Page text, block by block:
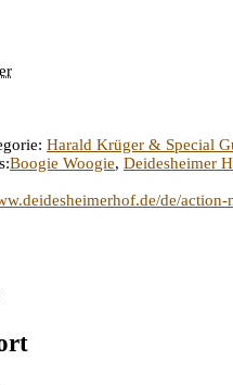
Harald Krüger & Special
Boogie Woogie, Deidesheimer
de/